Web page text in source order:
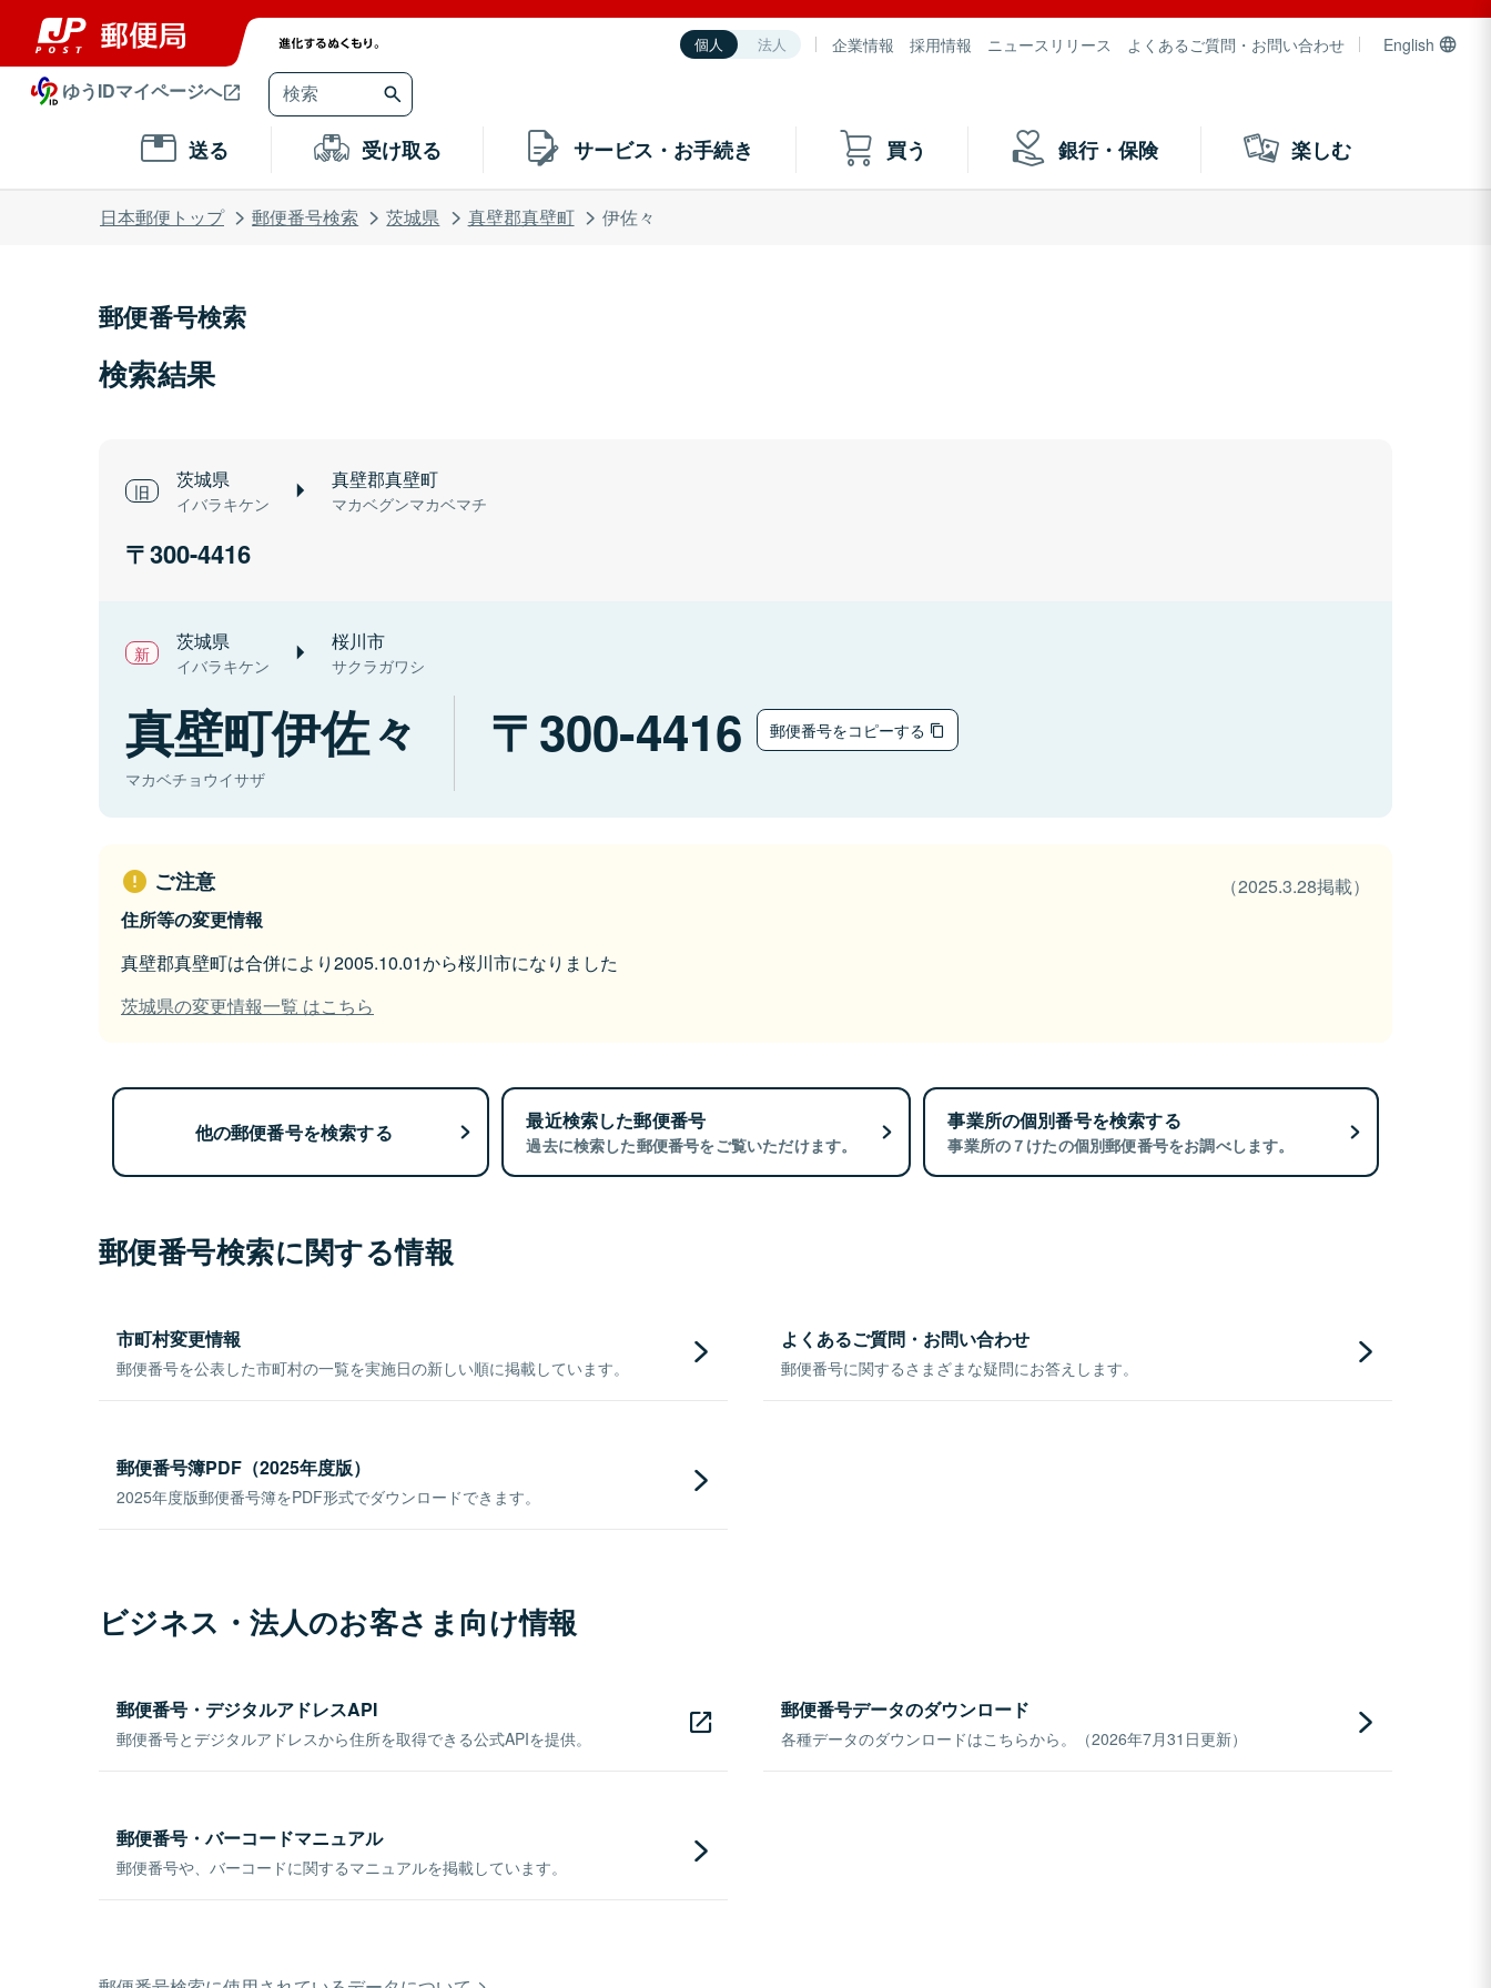
個人 法人 企業情報 採用情報 ニュースリリース よくあるご質問・お問い合わせ English
ゆうIDマイページへ
送る 受け取る サービス・お手続き 買う 銀行・保険 楽しむ
日本郵便トップ 郵便番号検索 茨城県 真壁郡真壁町 伊佐々
郵便番号検索
検索結果
茨城県
イバラキケン
真壁郡真壁町
マカベグンマカベマチ
300-4416
茨城県
イバラキケン
桜川市
サクラガワシ
真壁町伊佐々
マカベチョウイサザ
300-4416 郵便番号をコピーする
ご注意
（2025.3.28掲載）
住所等の変更情報
真壁郡真壁町は合併により2005.10.01から桜川市になりました
茨城県の変更情報一覧 はこちら
他の郵便番号を検索する 最近検索した郵便番号
過去に検索した郵便番号をご覧いただけます。
事業所の個別番号を検索する
事業所の７けたの個別郵便番号をお調べします。
郵便番号検索に関する情報
市町村変更情報
郵便番号を公表した市町村の一覧を実施日の新しい順に掲載しています。
よくあるご質問・お問い合わせ
郵便番号に関するさまざまな疑問にお答えします。
郵便番号簿PDF（2025年度版）
2025年度版郵便番号簿をPDF形式でダウンロードできます。
ビジネス・法人のお客さま向け情報
郵便番号・デジタルアドレスAPI
郵便番号とデジタルアドレスから住所を取得できる公式APIを提供。
郵便番号データのダウンロード
各種データのダウンロードはこちらから。（2026年7月31日更新）
郵便番号・バーコードマニュアル
郵便番号や、バーコードに関するマニュアルを掲載しています。